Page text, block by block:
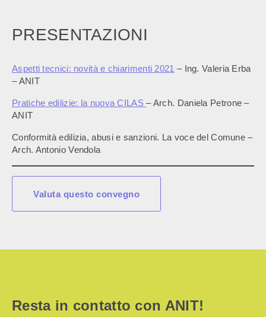
PRESENTAZIONI
Aspetti tecnici: novità e chiarimenti 2021 – Ing. Valeria Erba
– ANIT
Pratiche edilizie: la nuova CILAS– Arch. Daniela Petrone –
ANIT
Conformità edilizia, abusi e sanzioni. La voce del Comune –
Arch. Antonio Vendola
Valuta questo convegno
Resta in contatto con ANIT!